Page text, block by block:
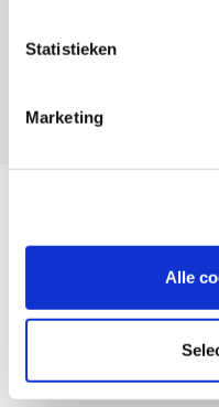
Statistieken
Marketing
Alle
Offline Sales
Dankzij de